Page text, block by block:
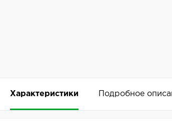
Характеристики Подробное